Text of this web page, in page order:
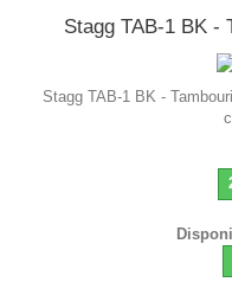
Stagg TAB-1 BK -
Stagg TAB-1 BK -